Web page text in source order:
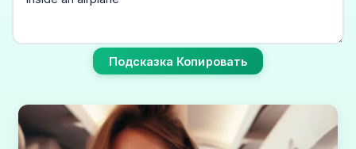
Подсказка Копировать